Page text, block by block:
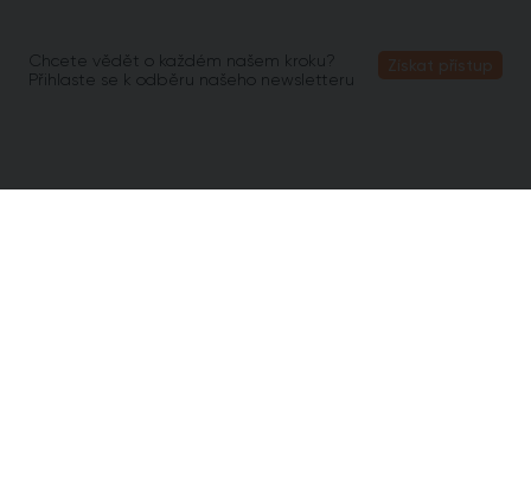
Chcete vědět o každém našem kroku?
Přihlaste se k odběru našeho newsletteru
Získat přístup